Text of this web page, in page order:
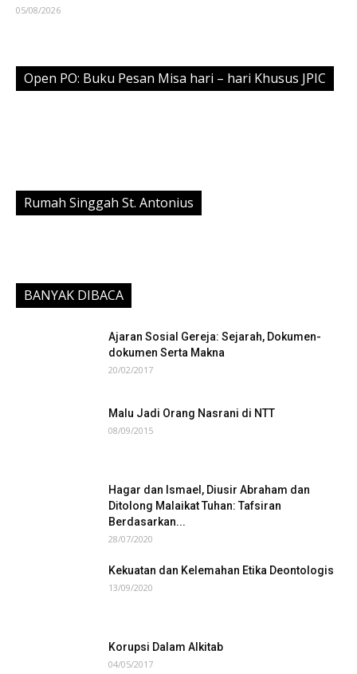
05/08/2026
Open PO: Buku Pesan Misa hari – hari Khusus JPIC
Rumah Singgah St. Antonius
BANYAK DIBACA
Ajaran Sosial Gereja: Sejarah, Dokumen-
dokumen Serta Makna
20/02/2017
Malu Jadi Orang Nasrani di NTT
08/09/2015
Hagar dan Ismael, Diusir Abraham dan
Ditolong Malaikat Tuhan: Tafsiran
Berdasarkan...
28/07/2020
Kekuatan dan Kelemahan Etika Deontologis
13/09/2020
Korupsi Dalam Alkitab
04/05/2017